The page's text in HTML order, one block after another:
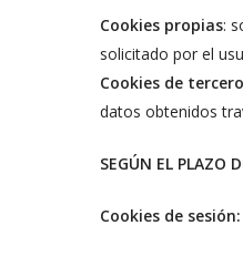
Cookies propias:
solicitado por el
Cookies de
datos obtenidos
SEGÚN EL PLAZO
Cookies de sesión: